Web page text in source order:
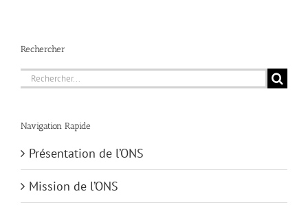
Rechercher
Rechercher:
Navigation Rapide
Présentation de l’ONS
Mission de l’ONS